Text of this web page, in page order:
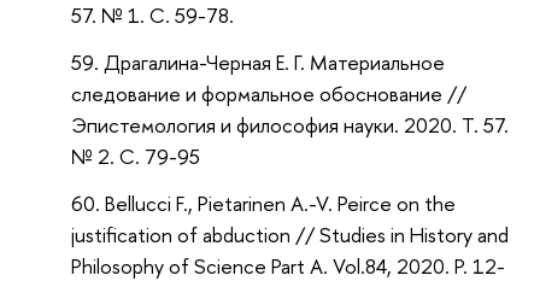
57. № 1. С. 59-78.
Драгалина-Черная Е. Г. Материальное
следование и формальное обоснование //
Эпистемология и философия науки. 2020. Т. 57.
№ 2. С. 79-95
Bellucci F., Pietarinen A.-V. Peirce on the
justification of abduction // Studies in History and
Philosophy of Science Part A. Vol.84, 2020. P. 12-